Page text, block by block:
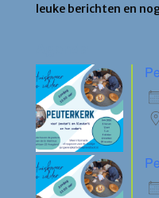
leuke berichten en